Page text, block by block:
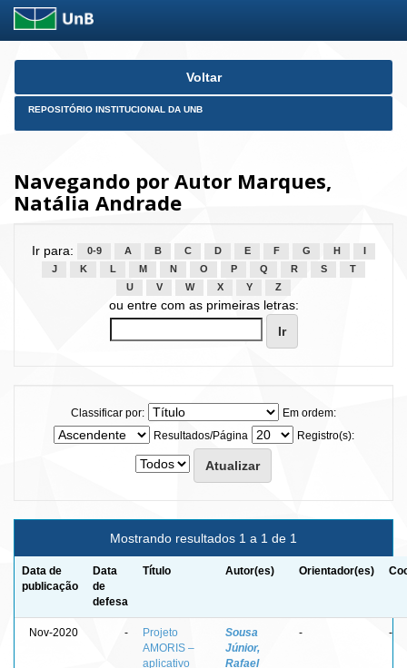
Skip
Voltar
REPOSITÓRIO INSTITUCIONAL DA UNB
Navegando por Autor Marques,
Natália Andrade
Ir para: 0-9 A B C D E F G H
J
K L M N O P Q R S
T
U
V W X Y Z
ou entre com as primeiras letras:
Classificar por:
Em ordem:
Resultados/Página
Registro(s):
Mostrando resultados 1 a 1 de 1
Data de
publicação
Data
de
defesa
Título Autor(es) Orientador(es)
Nov-2020 -
Projeto
AMORIS –
aplicativo
Sousa
Júnior,
Rafael
- -